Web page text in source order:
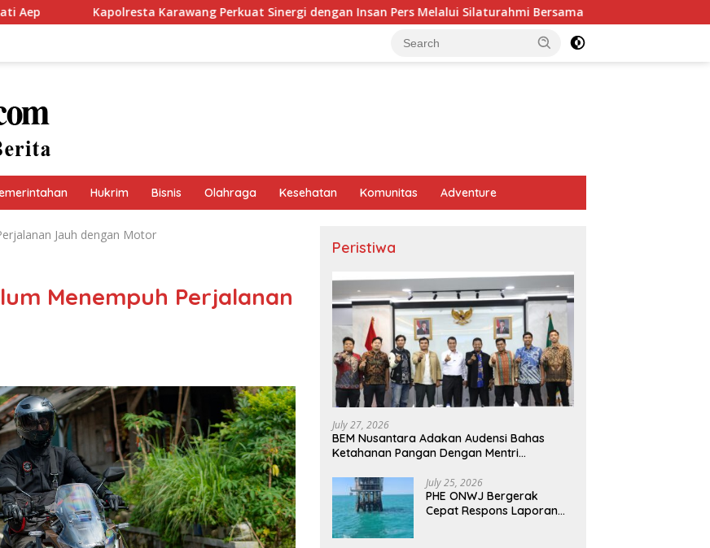
Kapolresta Karawang Perkuat Sinergi dengan Insan Pers Melalui Silaturahmi Bersama Media PHE ONWJ Dukung
Hukrim Bisnis Olahraga Kesehatan Komunitas Adventure
Jauh dengan Motor
Menempuh Perjalanan
Peristiwa
July 27, 2026
BEM Nusantara Adakan Audensi Bahas
Ketahanan Pangan Dengan Mentri
July 25, 2026
PHE ONWJ Bergerak
Cepat Respons Laporan